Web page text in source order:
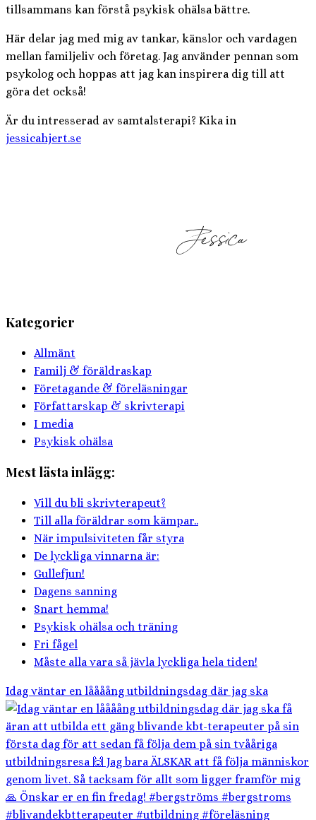
tillsammans kan förstå psykisk ohälsa bättre.
Här delar jag med mig av tankar, känslor och vardagen
mellan familjeliv och företag. Jag använder pennan som
psykolog och hoppas att jag kan inspirera dig till att
göra det också!
Är du intresserad av samtalsterapi? Kika in
jessicahjert.se
Kategorier
Allmänt
Familj & föräldraskap
Företagande & föreläsningar
Författarskap & skrivterapi
I media
Psykisk ohälsa
Mest lästa inlägg:
Vill du bli skrivterapeut?
Till alla föräldrar som kämpar..
När impulsiviteten får styra
De lyckliga vinnarna är:
Gullefjun!
Dagens sanning
Snart hemma!
Psykisk ohälsa och träning
Fri fågel
Måste alla vara så jävla lyckliga hela tiden!
Idag väntar en låååång utbildningsdag där jag ska